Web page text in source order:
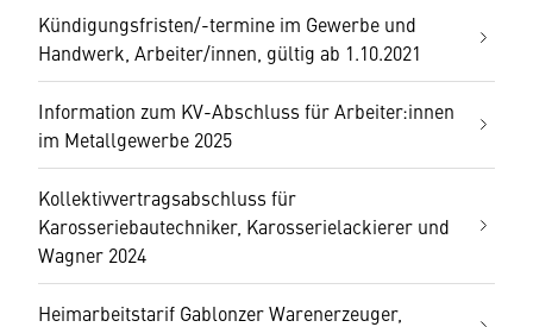
Kündigungsfristen/-termine im Gewerbe und
Handwerk, Arbeiter/innen, gültig ab 1.10.2021
Information zum KV-Abschluss für Arbeiter:innen
im Metallgewerbe 2025
Kollektivvertragsabschluss für
Karosseriebautechniker, Karosserielackierer und
Wagner 2024
Heimarbeitstarif Gablonzer Warenerzeuger,